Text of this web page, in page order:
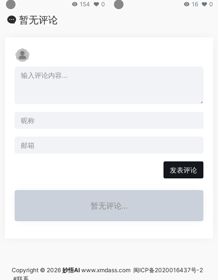
154 0 16 0
暂无评论
发表评论
暂无评论...
Copyright © 2026 妙悟AI www.xmdass.com 闽ICP备2020016437号-2